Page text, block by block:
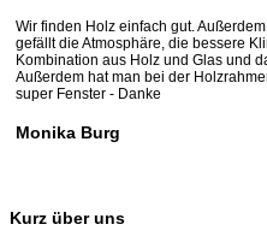
Wir finden Holz einfach gut.
gefällt die Atmosphäre, die bessere
Kombination aus Holz und Glas und
Außerdem hat man bei der
super Fenster - Danke
Monika Burg
Kurz über uns